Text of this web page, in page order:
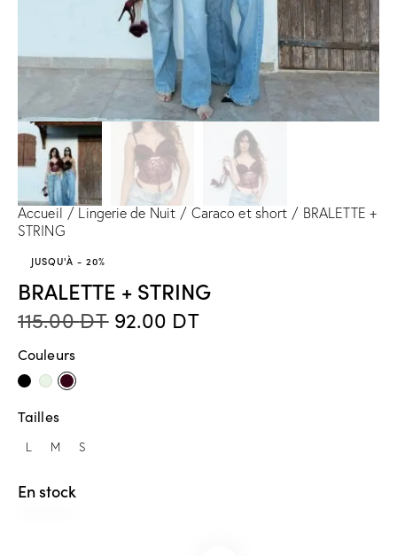
Accueil Lingerie de Nuit Caraco et short
BRALETTE +
STRING
JUSQU'À - 20%
BRALETTE + STRING
115.00DT 92.00 DT
Couleurs
Tailles
L M S
En stock